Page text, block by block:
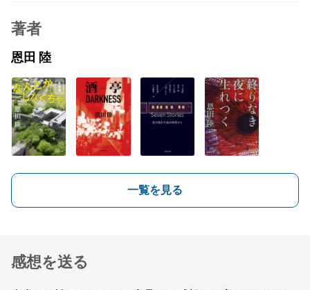
著者
恩田 陸
一覧を見る
感想を送る